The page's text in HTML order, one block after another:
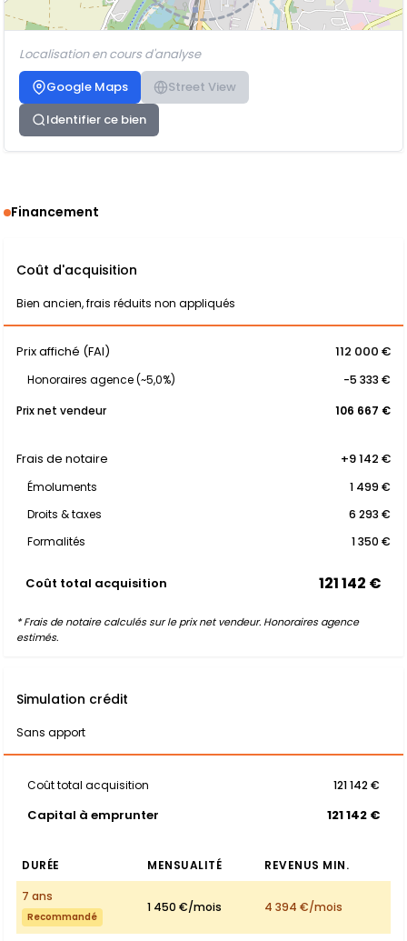
Localisation en cours d'analyse
Google Maps
Street View
Identifier ce bien
Financement
Coût d'acquisition
Bien ancien, frais réduits non appliqués
Prix affiché (FAI) 112 000 €
Honoraires agence (~5,0%)
-5 333 €
Prix net vendeur
106 667 €
Frais de notaire +9 142 €
Émoluments
1 499 €
Droits & taxes
6 293 €
Formalités
1 350 €
Coût total acquisition 121 142 €
* Frais de notaire calculés sur le prix net vendeur. Honoraires agence
estimés.
Simulation crédit
Sans apport
Coût total acquisition 121 142 €
Capital à emprunter 121 142 €
DURÉE MENSUALITÉ
REVENUS MIN.
7 ans
Recommandé
1 450 €/mois 4 394 €/mois